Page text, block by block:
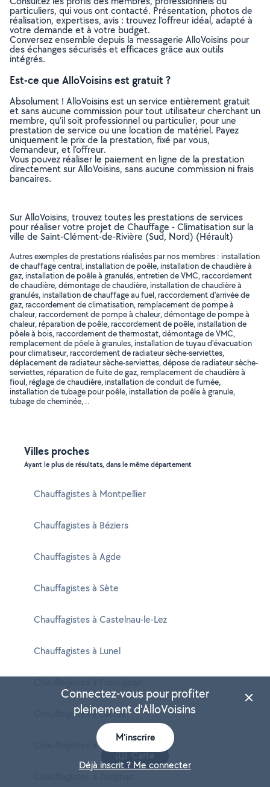
particuliers, qui vous ont contacté. Présentation, photos de
réalisation, expertises, avis : trouvez l'offreur idéal, adapté à
votre demande et à votre budget.
Conversez ensemble depuis la messagerie AlloVoisins pour
des échanges sécurisés et efficaces grâce aux outils
intégrés.
Est-ce que AlloVoisins est gratuit ?
Absolument ! AlloVoisins est un service entièrement gratuit
et sans aucune commission pour tout utilisateur cherchant un
membre, qu’il soit professionnel ou particulier, pour une
prestation de service ou une location de matériel. Payez
uniquement le prix de la prestation, fixé par vous,
demandeur, et l’offreur.
Vous pouvez réaliser le paiement en ligne de la prestation
directement sur AlloVoisins, sans aucune commission ni frais
bancaires.
Sur AlloVoisins, trouvez toutes les prestations de services
pour réaliser votre projet de Chauffage - Climatisation sur la
ville de Saint-Clément-de-Rivière (Sud, Nord) (Hérault)
Autres exemples de prestations réalisées par nos membres : installation
de chauffage central, installation de poêle, installation de chaudière à
gaz, installation de poêle à granulés, entretien de VMC, raccordement
de chaudière, démontage de chaudière, installation de chaudière à
granulés, installation de chauffage au fuel, raccordement d'arrivée de
gaz, raccordement de climatisation, remplacement de pompe à
chaleur, raccordement de pompe à chaleur, démontage de pompe à
chaleur, réparation de poêle, raccordement de poêle, installation de
pôele à bois, raccordement de thermostat, démontage de VMC,
remplacement de pôele à granules, installation de tuyau d'évacuation
pour climatiseur, raccordement de radiateur sèche-serviettes,
déplacement de radiateur sèche-serviettes, dépose de radiateur sèche-
serviettes, réparation de fuite de gaz, remplacement de chaudière à
fioul, réglage de chaudière, installation de conduit de fumée,
installation de tubage pour poêle, installation de poêle à granule,
tubage de cheminée, ..
Villes proches
Ayant le plus de résultats, dans le même département
Chauffagistes à Montpellier
Chauffagistes à Béziers
Chauffagistes à Agde
Chauffagistes à Sète
Chauffagistes à Castelnau-le-Lez
Chauffagistes à Lunel
Chauffagistes à Lattes
Chauffagistes à Mauguio
Carte
Connectez-vous pour profiter
pleinement d'AlloVoisins
M'inscrire
Déjà inscrit ? Me connecter